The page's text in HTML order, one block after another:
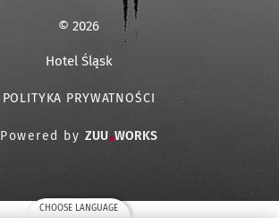
© 2026
Hotel Śląsk
POLITYKA PRYWATNOŚCI
Powered by ZUU WORKS
CHOOSE LANGUAGE